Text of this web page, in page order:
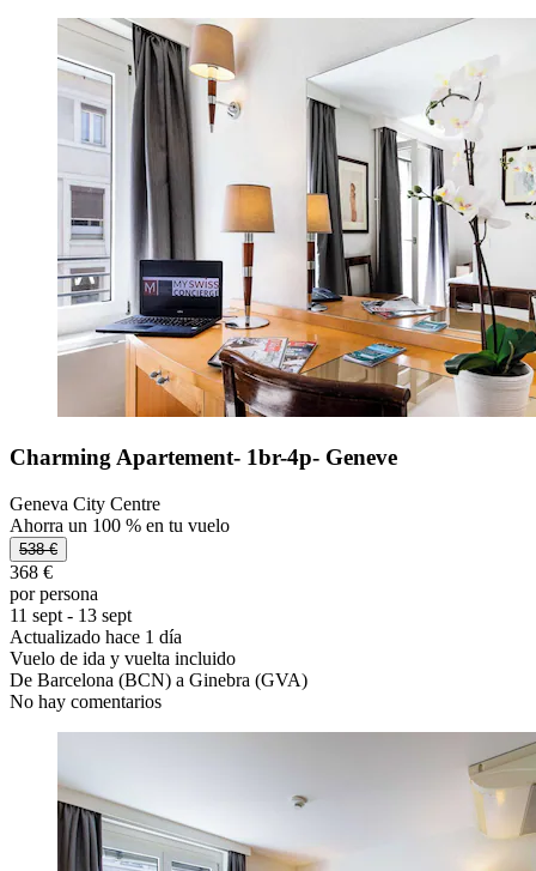
Charming Apartement- 1br-4p- Geneve
Geneva City Centre
Ahorra un 100 % en tu vuelo
538 €
368 €
por persona
11 sept - 13 sept
Actualizado hace 1 día
Vuelo de ida y vuelta incluido
De Barcelona (BCN) a Ginebra (GVA)
No hay comentarios